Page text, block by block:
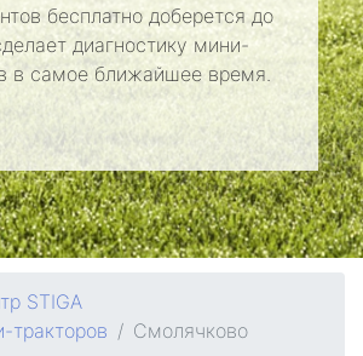
бесплатно доберется до
диагностику мини-
в самое ближайшее время.
STIGA
тракторов
Смолячково